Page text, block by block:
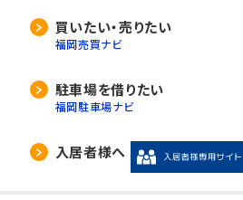
買いたい・売りたい
福岡売買ナビ
駐車場を借りたい
福岡駐車場ナビ
入居者様へ